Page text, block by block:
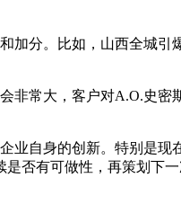
加分。比如，山西全城引
非常大，客户对A.O.史密
业自身的创新。特别是现
否有可做性，再策划下